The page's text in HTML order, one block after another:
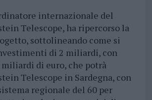
internazionale del
Telescope, ha ripercorso la
sottolineando come si
di 2 miliardi, con
di euro, che potrà
Telescope in Sardegna, con
regionale del 60 per